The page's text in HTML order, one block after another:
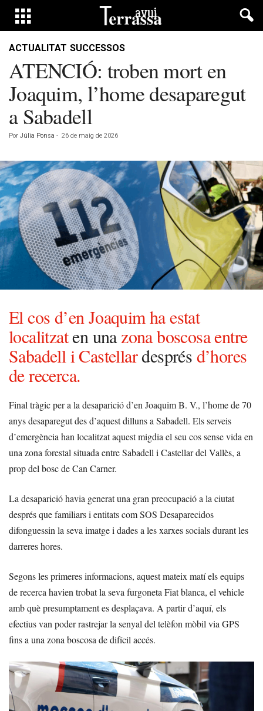
ACTUALITAT SUCCESSOS
ATENCIÓ: troben mort en
Joaquim, l’home desaparegut
a Sabadell
Por Júlia Ponsa - 26 de maig de 2026
El cos d’en Joaquim ha estat
localitzaten unazona boscosa entre
Sabadell i Castellardesprés d’hores
de recerca.
Final tràgic per a la desaparició d’en Joaquim B. V., l’home de 70
anys desaparegut des d’aquest dilluns a Sabadell. Els serveis
d’emergència han localitzat aquest migdia el seu cos sense vida en
una zona forestal situada entre Sabadell i Castellar del Vallès, a
prop del bosc de Can Carner.
La desaparició havia generat una gran preocupació a la ciutat
després que familiars i entitats com SOS Desaparecidos
difonguessin la seva imatge i dades a les xarxes socials durant les
darreres hores.
Segons les primeres informacions, aquest mateix matí els equips
de recerca havien trobat la seva furgoneta Fiat blanca, el vehicle
amb què presumptament es desplaçava. A partir d’aquí, els
efectius van poder rastrejar la senyal del telèfon mòbil via GPS
fins a una zona boscosa de difícil accés.